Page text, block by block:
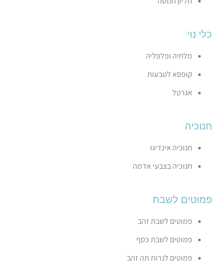
כלי נוי
מלחיה ופלפליה
קופסא לטבעות
אגרטל
חנוכיה
חנוכיה אינדיגו
חנוכיה בצבעי אדמה
פמוטים לשבת
פמוטים לשבת זהב
פמוטים לשבת כסף
פמוטים לנרות תה זהב